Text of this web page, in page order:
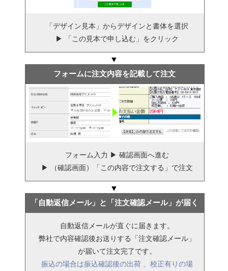
「デザイン見本」からデザインと書体を選択
▶ 「この見本で申し込む」をクリック
▼
フォームに注文内容を記載して注文
フォーム入力 ▶ 確認画面へ進む
▶ （確認画面）「この内容で注文する」で注文
▼
「自動返信メール」と「注文確認メール」が届く
自動返信メールが直ぐに届きます。
弊社で内容確認後お送りする「注文確認メール」
が届いて注文完了です。
振込の場合は振込確認後の出荷 、校正有りの場